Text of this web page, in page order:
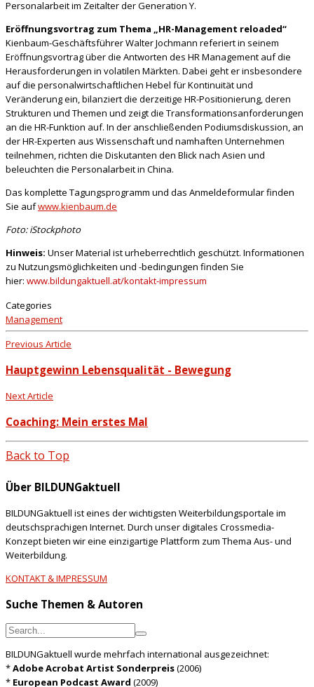
Personalarbeit im Zeitalter der Generation Y.
Eröffnungsvortrag zum Thema „HR-Management reloaded“
Kienbaum-Geschäftsführer Walter Jochmann referiert in seinem
Eröffnungsvortrag über die Antworten des HR Management auf die
Herausforderungen in volatilen Märkten. Dabei geht er insbesondere
auf die personalwirtschaftlichen Hebel für Kontinuität und
Veränderung ein, bilanziert die derzeitige HR-Positionierung, deren
Strukturen und Themen und zeigt die Transformationsanforderungen
an die HR-Funktion auf. In der anschließenden Podiumsdiskussion, an
der HR-Experten aus Wissenschaft und namhaften Unternehmen
teilnehmen, richten die Diskutanten den Blick nach Asien und
beleuchten die Personalarbeit in China.
Das komplette Tagungsprogramm und das Anmeldeformular finden
Sie aufwww.kienbaum.de
Foto: iStockphoto
Hinweis: Unser Material ist urheberrechtlich geschützt. Informationen
zu Nutzungsmöglichkeiten und -bedingungen finden Sie
hier: www.bildungaktuell.at/kontakt-impressum
Categories
Management
Previous Article
Hauptgewinn Lebensqualität - Bewegung
Next Article
Coaching: Mein erstes Mal
Back to Top
Über BILDUNGaktuell
BILDUNGaktuell ist eines der wichtigsten Weiterbildungsportale im
deutschsprachigen Internet. Durch unser digitales Crossmedia-
Konzept bieten wir eine einzigartige Plattform zum Thema Aus- und
Weiterbildung.
KONTAKT & IMPRESSUM
Suche Themen & Autoren
BILDUNGaktuell wurde mehrfach international ausgezeichnet:
*Adobe Acrobat Artist Sonderpreis(2006)
* European Podcast Award (2009)